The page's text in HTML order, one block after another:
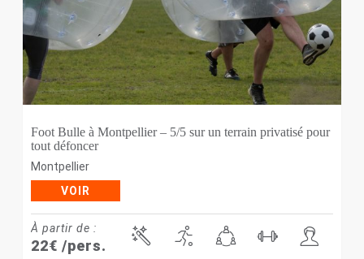
Foot Bulle à Montpellier – 5/5 sur un terrain privatisé pour
tout défoncer
Montpellier
VOIR
À partir de :
22€ /pers.